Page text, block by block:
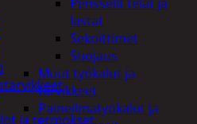
lastat
Sekoittimet
Suojaus
Muut työkalut ja
tarvikkeet
Paineilmatyökalut ja
ja termokset